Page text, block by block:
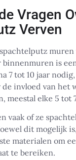
Vragen
Verven
binnenmuren is
7 tot 10 jaar
invloed van het
meestal elke 5 tot
vaak of ze
dit mogelijk
materialen om
te bereiken.